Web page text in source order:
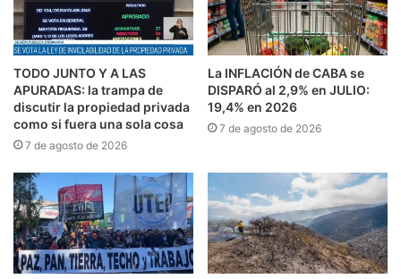
TODO JUNTO Y A LAS
APURADAS: la trampa de
discutir la propiedad privada
como si fuera una sola cosa
7 de agosto de 2026
La INFLACIÓN de CABA se
DISPARÓ al 2,9% en JULIO:
19,4% en 2026
7 de agosto de 2026